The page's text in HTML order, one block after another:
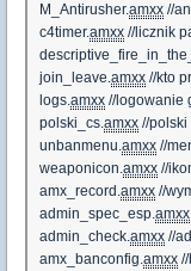
M_Antirusher.amxx //
c4timer.amxx //licznik
join_leave.amxx //kto
logs.amxx //logowanie
polski_cs.amxx //polski
unbanmenu.amxx //
weaponicon.amxx //
amx_record.amxx //
admin_spec_esp.amxx
admin_check.amxx //
amx_banconfig.amxx